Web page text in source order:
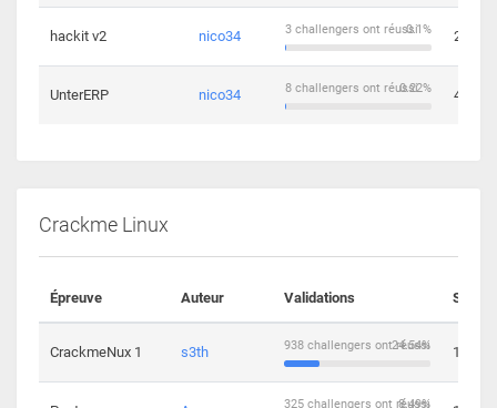
hackit v2 nico34 0.1%
3 challengers ont réussi 2
UnterERP nico34 0.22%
8 challengers ont réussi 4
Crackme Linux
Épreuve Auteur Validations
CrackmeNux 1 s3th 24.54%
938 challengers ont réussi 14
8.49%
325 challengers ont réussi